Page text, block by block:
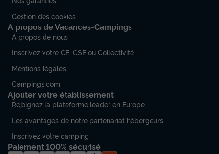
Gestion des cookies
A propos de Vacances-Campings
À propos de nous
Inscrivez votre CE, CSE ou Collectivité
Mentions légales
Campings.com
Ajouter votre établissement
Rejoignez la plateforme leader en Europe
Les avantages de notre partenariat hébergeurs
Inscrivez votre camping
Paiement 100% sécurisé